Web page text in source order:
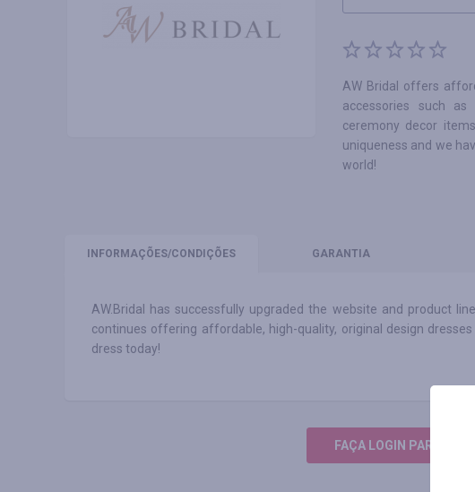
AW Bridal offers
accessories such
ceremony decor
uniqueness and we
world!
INFORMAÇÕES/CONDIÇÕES GARANTIA
AW.Bridal has successfully upgraded the website and product
continues offering affordable, high-quality, original design
dress today!
FAÇA LOGIN PARA